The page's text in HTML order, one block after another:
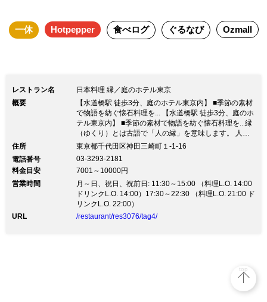
一休 Hotpepper 食べログ ぐるなび Ozmall
レストラン名
日本料理 縁／庭のホテル東京
概要
【水道橋駅 徒歩3分、庭のホテル東京内】 ■季節の素材
で物語を紡ぐ懐石料理を... 【水道橋駅 徒歩3分、庭のホ
テル東京内】 ■季節の素材で物語を紡ぐ懐石料理を...縁
（ゆくり）とは古語で「人の縁」を意味します。 人と
人とが出会い、縁を結び、ゆっくりと寛いでいただきた
広がる中庭の景色を楽しみながら、産地直送の魚介など
厳選素材で作られた四季折々の懐石料理をご堪能くださ
い。 ◇◇接待の利用に最適◇◇
住所
東京都千代田区神田三崎町１-1-16
電話番号
03-3293-2181
料金目安
7001～10000円
営業時間
月～日、祝日、祝前日: 11:30～15:00 （料理L.O. 14:00
ドリンクL.O. 14:00）17:30～22:30 （料理L.O. 21:00 ド
リンクL.O. 22:00）
URL
/restaurant/res3076/tag4/
top